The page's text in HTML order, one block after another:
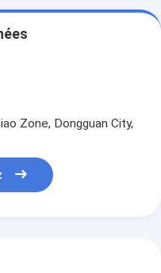
Zone, Dongguan City,